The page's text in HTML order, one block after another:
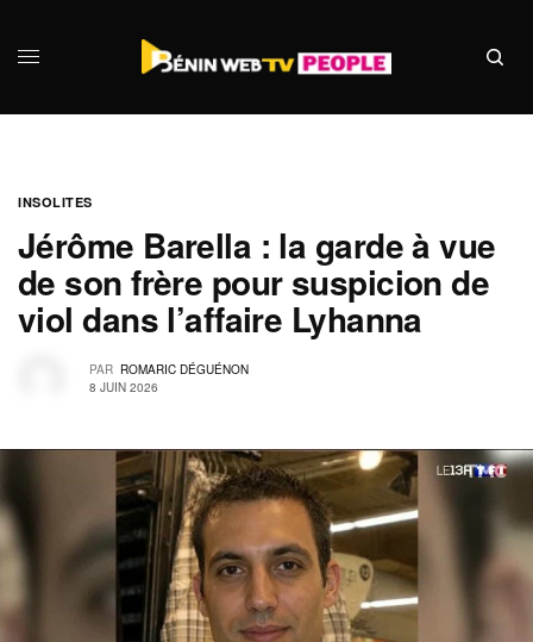
INSOLITES
Jérôme Barella : la garde à vue
de son frère pour suspicion de
viol dans l’affaire Lyhanna
PAR ROMARIC DÉGUÉNON
8 JUIN 2026